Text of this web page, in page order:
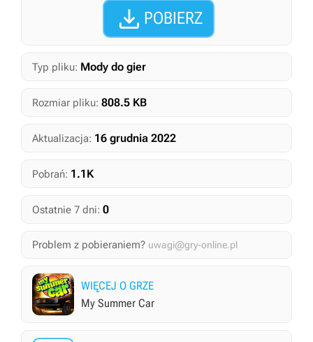
 POBIERZ
Typ pliku: Mody do gier
Rozmiar pliku: 808.5 KB
Aktualizacja: 16 grudnia 2022
Pobrań: 1.1K
Ostatnie 7 dni: 0
Problem z pobieraniem? uwagi@gry-online.pl
WIĘCEJ O GRZE
My Summer Car